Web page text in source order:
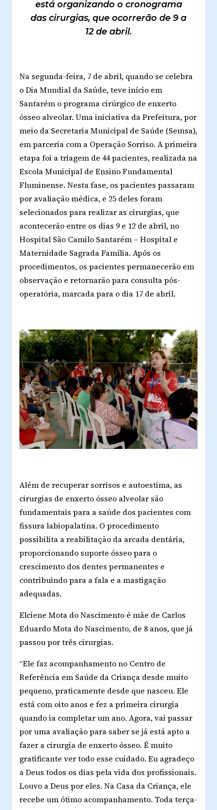
está organizando o cronograma
das cirurgias, que ocorrerão de 9 a
12 de abril.
Na segunda-feira, 7 de abril, quando se celebra
o Dia Mundial da Saúde, teve início em
Santarém o programa cirúrgico de enxerto
ósseo alveolar. Uma iniciativa da Prefeitura, por
meio da Secretaria Municipal de Saúde (Semsa),
em parceria com a Operação Sorriso. A primeira
etapa foi a triagem de 44 pacientes, realizada na
Escola Municipal de Ensino Fundamental
Fluminense. Nesta fase, os pacientes passaram
por avaliação médica, e 25 deles foram
selecionados para realizar as cirurgias, que
acontecerão entre os dias 9 e 12 de abril, no
Hospital São Camilo Santarém – Hospital e
Maternidade Sagrada Família. Após os
procedimentos, os pacientes permanecerão em
observação e retornarão para consulta pós-
operatória, marcada para o dia 17 de abril.
Além de recuperar sorrisos e autoestima, as
cirurgias de enxerto ósseo alveolar são
fundamentais para a saúde dos pacientes com
fissura labiopalatina. O procedimento
possibilita a reabilitação da arcada dentária,
proporcionando suporte ósseo para o
crescimento dos dentes permanentes e
contribuindo para a fala e a mastigação
adequadas.
Elciene Mota do Nascimento é mãe de Carlos
Eduardo Mota do Nascimento, de 8 anos, que já
passou por três cirurgias.
“Ele faz acompanhamento no Centro de
Referência em Saúde da Criança desde muito
pequeno, praticamente desde que nasceu. Ele
está com oito anos e fez a primeira cirurgia
quando ia completar um ano. Agora, vai passar
por uma avaliação para saber se já está apto a
fazer a cirurgia de enxerto ósseo. É muito
gratificante ver todo esse cuidado. Eu agradeço
a Deus todos os dias pela vida dos profissionais.
Louvo a Deus por eles. Na Casa da Criança, ele
recebe um ótimo acompanhamento. Toda terça-